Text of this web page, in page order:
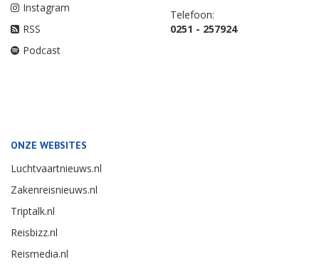
Instagram
RSS
Podcast
Telefoon:
0251 - 257924
ONZE WEBSITES
Luchtvaartnieuws.nl
Zakenreisnieuws.nl
Triptalk.nl
Reisbizz.nl
Reismedia.nl